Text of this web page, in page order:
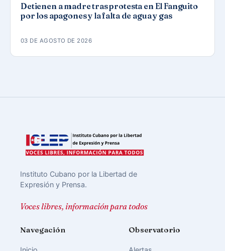
Detienen a madre tras protesta en El Fanguito
por los apagones y la falta de agua y gas
03 DE AGOSTO DE 2026
Instituto Cubano por la Libertad de
Expresión y Prensa.
Voces libres, información para todos
Navegación Observatorio